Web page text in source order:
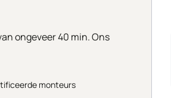
ongeveer 40 min. Ons
monteurs